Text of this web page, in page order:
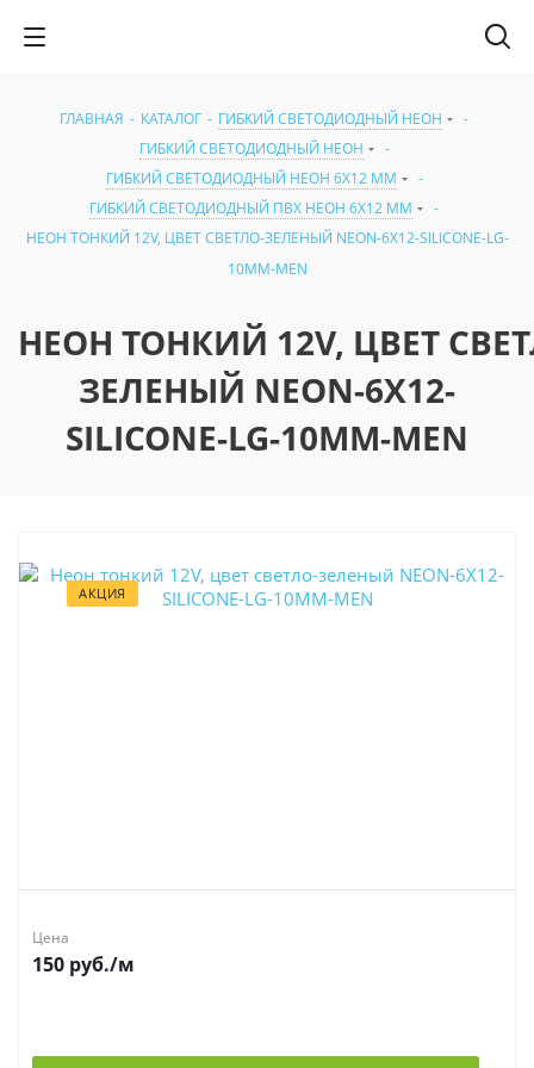
ГЛАВНАЯ - КАТАЛОГ - ГИБКИЙ СВЕТОДИОДНЫЙ НЕОН
-
ГИБКИЙ СВЕТОДИОДНЫЙ НЕОН
-
ГИБКИЙ СВЕТОДИОДНЫЙ НЕОН 6X12 ММ
-
ГИБКИЙ СВЕТОДИОДНЫЙ ПВХ НЕОН 6X12 ММ
-
НЕОН ТОНКИЙ 12V, ЦВЕТ СВЕТЛО-ЗЕЛЕНЫЙ NEON-6X12-SILICONE-LG-
10MM-MEN
НЕОН ТОНКИЙ 12V, ЦВЕТ
ЗЕЛЕНЫЙ NEON-6X12-
SILICONE-LG-10MM-MEN
АКЦИЯ
Цена
150 руб./м